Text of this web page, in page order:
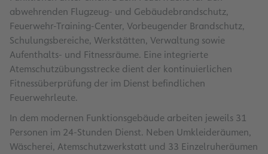
abwehrenden Flugzeug- und Gebäudebrandschutz,
Feuerwehr-Training-Center, Vorbeugender Brandschutz,
Schulungsbereiche, Werkstätten, Verwaltung sowie
Aufenthalts- und Fitnessräume. Eine integrierte
Atemschutzübungsstrecke dient der kontinuierlichen
Fitnessüberprüfung der im Dienst befindlichen
Feuerwehrleute.
In dem modernen Funktionsgebäude arbeiten jeweils 31
Personen im 24-Stunden Dienst. Neben Umkleideräumen,
Wäscherei, Atemschutzwerkstatt und 33 Einzelruheräumen